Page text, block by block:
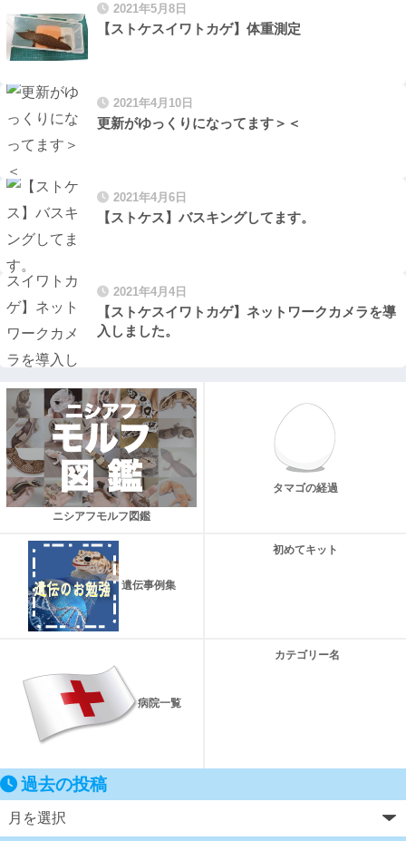
2021年5月8日
【ストケスイワトカゲ】体重測定
2021年4月10日
更新がゆっくりになってます＞＜
2021年4月6日
【ストケス】バスキングしてます。
2021年4月4日
【ストケスイワトカゲ】ネットワークカメラを導
入しました。
ニシアフモルフ図鑑
タマゴの経過
遺伝事例集
初めてキット
病院一覧
カテゴリー名
過去の投稿